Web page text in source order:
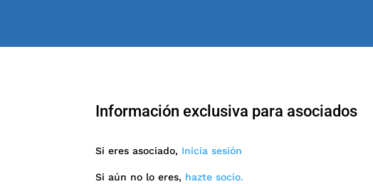
Información exclusiva para asociados
Si eres asociado, Inicia sesión
Si aún no lo eres, hazte socio.